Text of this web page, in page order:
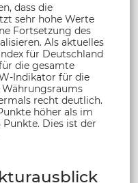
dass die
sehr hohe Werte
Fortsetzung des
Als aktuelles
für Deutschland
die gesamte
Indikator für die
recht deutlich.
höher als im
Punkte. Dies ist der